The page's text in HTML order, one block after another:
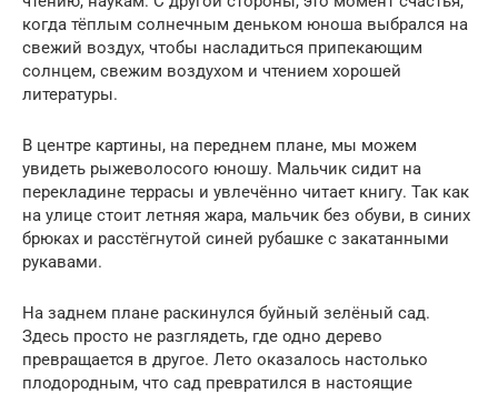
когда тёплым солнечным деньком юноша выбрался на
свежий воздух, чтобы насладиться припекающим
солнцем, свежим воздухом и чтением хорошей
литературы.
В центре картины, на переднем плане, мы можем
увидеть рыжеволосого юношу. Мальчик сидит на
перекладине террасы и увлечённо читает книгу. Так как
на улице стоит летняя жара, мальчик без обуви, в синих
брюках и расстёгнутой синей рубашке с закатанными
рукавами.
На заднем плане раскинулся буйный зелёный сад.
Здесь просто не разглядеть, где одно дерево
превращается в другое. Лето оказалось настолько
плодородным, что сад превратился в настоящие